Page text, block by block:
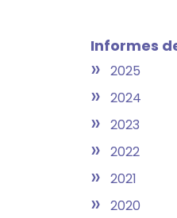
Informes
» 2025
» 2024
» 2023
» 2022
» 2021
» 2020